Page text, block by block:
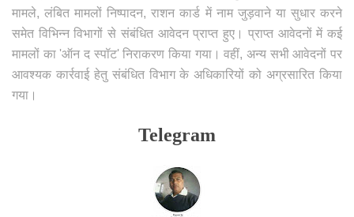
मामले, लंबित मामलों निष्पादन, राशन कार्ड में नाम जुड़वाने या सुधार करने
समेत विभिन्न विभागों से संबंधित आवेदन प्राप्त हुए। प्राप्त आवेदनों में कई
मामलों का 'ऑन द स्पॉट' निराकरण किया गया। वहीं, अन्य सभी आवेदनों पर
आवश्यक कार्रवाई हेतु संबंधित विभाग के अधिकारियों को अग्रसारित किया
गया।
Telegram